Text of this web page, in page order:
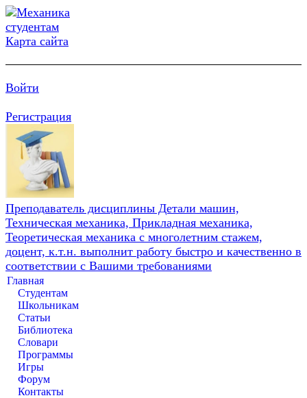
Карта сайта
Войти
Регистрация
Преподаватель дисциплины Детали машин,
Техническая механика, Прикладная механика,
Теоретическая механика с многолетним стажем,
доцент, к.т.н. выполнит работу быстро и качественно в
соответствии с Вашими требованиями
Главная
Студентам
Школьникам
Статьи
Библиотека
Словари
Программы
Игры
Форум
Контакты